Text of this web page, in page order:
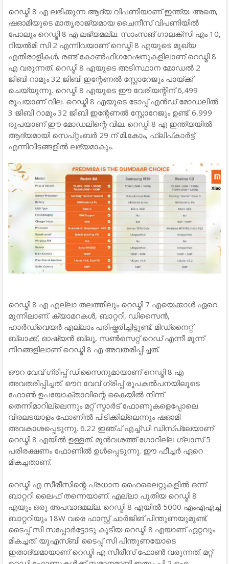
റെഡ്മി 8 എ ലഭിക്കുന്ന ആദ്യ വിപണിയാണ് ഇന്ത്യ. അതെ,
ഷഓമിയുടെ മാതൃരാജ്യമായ ചൈനീസ് വിപണിയിൽ
പോലും റെഡ്മി 8 എ ലഭ്യമല്ല. സാംസങ് ഗാലക്‌സി എം 10,
റിയൽമി സി 2 എന്നിവയാണ് റെഡ്മി 8 എയുടെ മുഖ്യ
എതിരാളികൾ. രണ്ട് കോൺഫിഗറേഷനുകളിലാണ് റെഡ്മി 8
എ വരുന്നത്. റെഡ്മി 8 എയുടെ അടിസ്ഥാന മോഡൽ 2
ജിബി റാമും 32 ജിബി ഇന്റേണൽ സ്റ്റോറേജും പായ്ക്ക്
ചെയ്യുന്നു. റെഡ്മി 8 എയുടെ ഈ വേരിയന്റിന് 6,499
രൂപയാണ് വില. റെഡ്മി 8 എയുടെ ടോപ്പ് എൻഡ് മോഡലിൽ
3 ജിബി റാമും 32 ജിബി ഇന്റേണൽ സ്റ്റോറേജും ഉണ്ട്. 6,999
രൂപയാണ് ഈ മോഡലിന്റെ വില. റെഡ്മി 8 എ ഇന്ത്യയിൽ
ആദ്യമായി സെപ്റ്റംബർ 29 ന് മി.കോം, ഫ്ലിപ്കാർട്ട്
എന്നിവിടങ്ങളിൽ ലഭ്യമാകും.
റെഡ്മി 8 എ എല്ലാ തലത്തിലും റെഡ്മി 7 എയെക്കാൾ ഏറെ
മുന്നിലാണ്. ക്യാമറകൾ, ബാറ്ററി, ഡിസൈൻ,
ഹാർഡ്‌വെയർ എല്ലാം പരിഷ്കരിച്ചിട്ടുണ്ട്. മിഡ്‌നൈറ്റ്
ബ്ലാക്ക്, ഓഷ്യൻ ബ്ലൂ, സൺസെറ്റ് റെഡ് എന്നീ മൂന്ന്
നിറങ്ങളിലാണ് റെഡ്മി 8 എ അവതരിപ്പിച്ചത്.
ഔറ വേവ് ഗ്രിപ്പ് ഡിസൈനുമായാണ് റെഡ്മി 8 എ
അവതരിപ്പിച്ചത്. ഔറ വേവ് ഗ്രിപ്പ് രൂപകൽപനയിലൂടെ
ഫോൺ ഉപയോക്താവിന്റെ കൈയിൽ നിന്ന്
തെന്നിമാറില്ലെന്നും മറ്റ് സ്മാർട് ഫോണുകളെപ്പോലെ
വിരലടയാളം ഫോണിൽ പിടിക്കില്ലെന്നും ഷഓമി
അവകാശപ്പെടുന്നു. 6.22 ഇഞ്ച് എച്ച്ഡി ഡിസ്‌പ്ലേയാണ്
റെഡ്മി 8 എയിൽ ഉള്ളത്. മുൻവശത്ത് ഗോറില്ല ഗ്ലാസ് 5
പരിരക്ഷണം ഫോണിൽ ഉൾപ്പെടുന്നു. ഈ ഫീച്ചർ ഏറെ
മികച്ചതാണ്.
റെഡ്മി എ സീരീസിന്റെ പ്രധാന ഹൈലൈറ്റുകളിൽ ഒന്ന്
ബാറ്ററി ലൈഫ് തന്നെയാണ്. എല്ലാ പുതിയ റെഡ്മി 8
എയും ഒരു അപവാദമല്ല. റെഡ്മി 8 എയിൽ 5000 എംഎഎച്ച്
ബാറ്ററിയും 18W വരെ ഫാസ്റ്റ് ചാർജിങ് പിന്തുണയുമുണ്ട്.
ടൈപ്പ് സി സപ്പോർട്ടോടു കൂടിയ റെഡ്മി 8 എയാണ് ഏറ്റവും
മികച്ചത്. യുഎസ്ബി ടൈപ്പ് സി പിന്തുണയോടെ
ഇതാദ്യമായാണ് റെഡ്മി എ സീരീസ് ഫോൺ വരുന്നത്. മറ്റ്